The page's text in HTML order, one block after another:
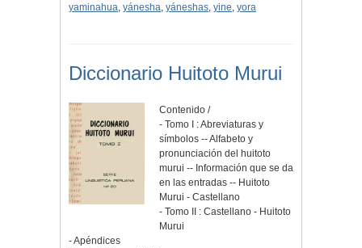
yaminahua, yánesha, yáneshas, yine, yora
Diccionario Huitoto Murui
Contenido /
- Tomo I : Abreviaturas y
símbolos -- Alfabeto y
pronunciación del huitoto
murui -- Información que se da
en las entradas -- Huitoto
Murui - Castellano
- Tomo II : Castellano - Huitoto
Murui
- Apéndices